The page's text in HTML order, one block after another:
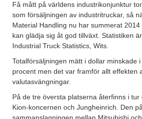
Få mått på världens industrikonjunktur
som försäljningen av industritruckar, så
Material Handling nu har summerat
kan glädja sig åt god tillväxt. Statistiken
Industrial Truck Statistics, Wits.
Totalförsäljningen mätt i dollar minskade
procent men det var framför allt effekten
valutasvängningar.
På de tre översta platserna återfinns i tur
Kion-koncernen och Jungheinrich. Den